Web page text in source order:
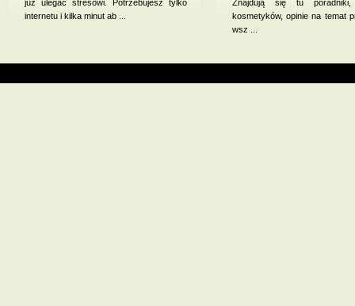
już ulegać stresowi. Potrzebujesz tylko
internetu i kilka minut ab ...
Znajdują się tu poradniki,
kosmetyków, opinie na temat
wsz ...